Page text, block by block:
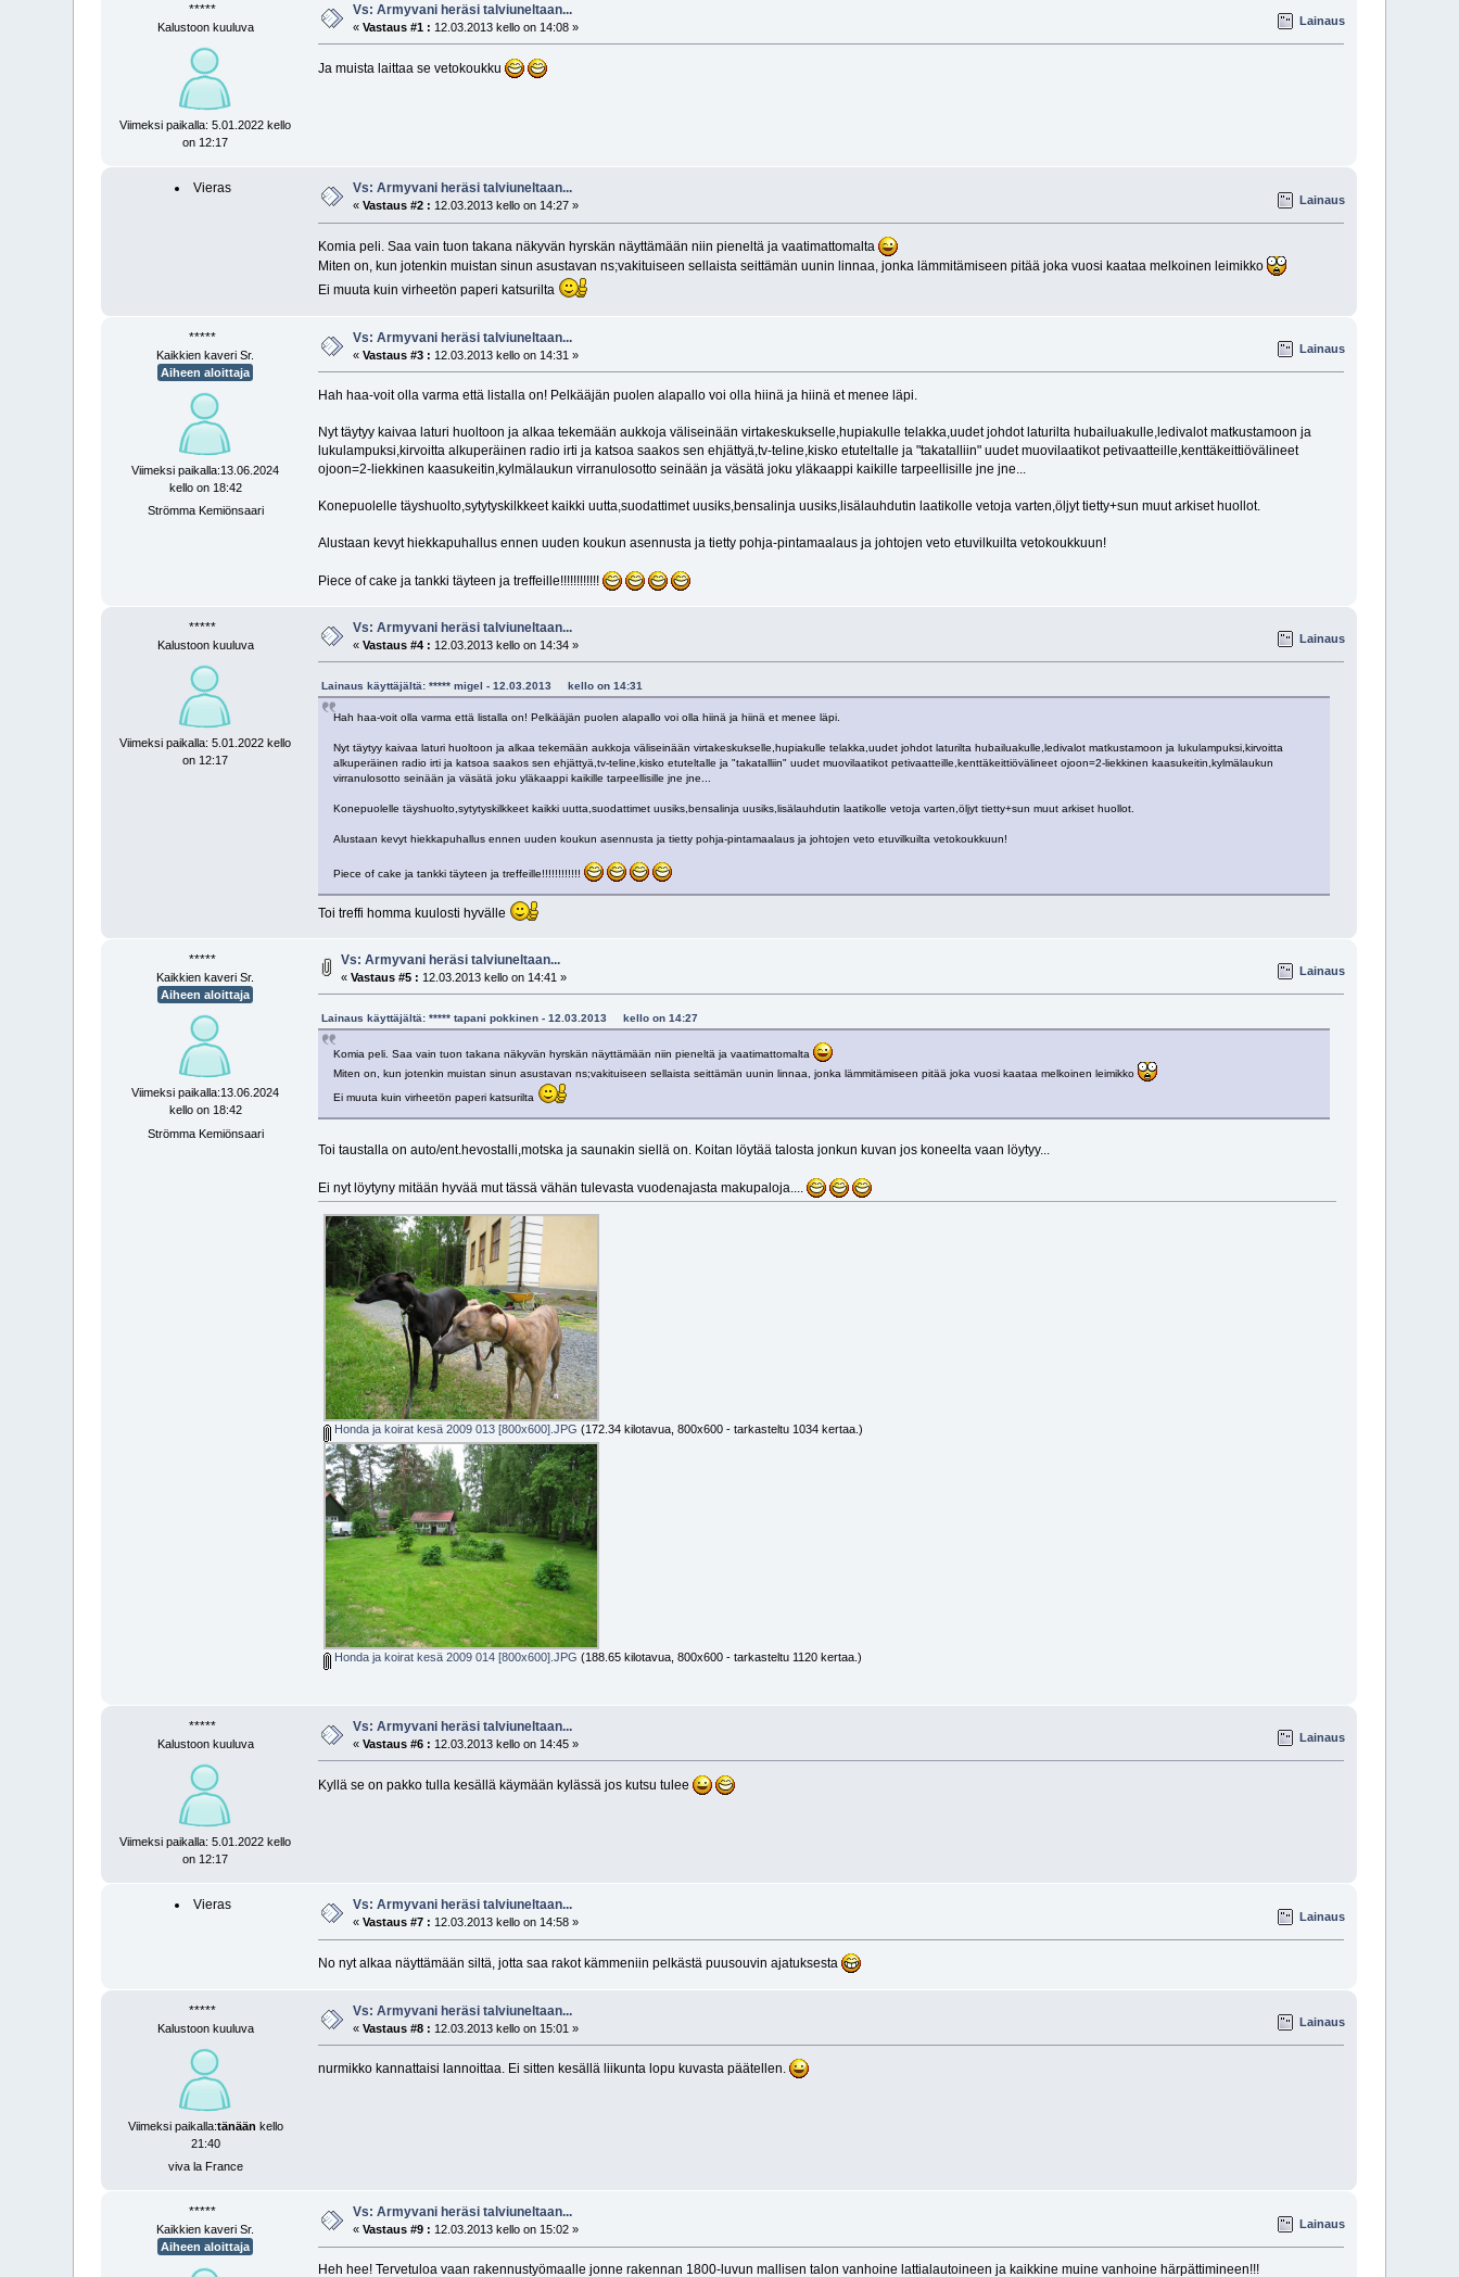
*****
Kalustoon kuuluva
Viimeksi paikalla: 5.01.2022 kello
on 12:17
Vs: Armyvani heräsi talviuneltaan...
«Vastaus #1 : 12.03.2013 kello on 14:08 » Lainaus
Ja muista laittaa se vetokoukku
Vieras Vs: Armyvani heräsi talviuneltaan...
«Vastaus #2 : 12.03.2013 kello on 14:27 » Lainaus
Komia peli. Saa vain tuon takana näkyvän hyrskän näyttämään niin pieneltä ja vaatimattomalta
Miten on, kun jotenkin muistan sinun asustavan ns;vakituiseen sellaista seittämän uunin linnaa, jonka lämmitämiseen pitää joka vuosi kaataa melkoinen leimikko
Ei muuta kuin virheetön paperi katsurilta
*****
Kaikkien kaveri Sr.
Aiheen aloittaja
Viimeksi paikalla:13.06.2024
kello on 18:42
Strömma Kemiönsaari
Vs: Armyvani heräsi talviuneltaan...
«Vastaus #3 : 12.03.2013 kello on 14:31 » Lainaus
Hah haa-voit olla varma että listalla on! Pelkääjän puolen alapallo voi olla hiinä ja hiinä et menee läpi.
Nyt täytyy kaivaa laturi huoltoon ja alkaa tekemään aukkoja väliseinään virtakeskukselle,hupiakulle telakka,uudet johdot laturilta hubailuakulle,ledivalot matkustamoon ja
lukulampuksi,kirvoitta alkuperäinen radio irti ja katsoa saakos sen ehjättyä,tv-teline,kisko etuteltalle ja "takatalliin" uudet muovilaatikot petivaatteille,kenttäkeittiövälineet
ojoon=2-liekkinen kaasukeitin,kylmälaukun virranulosotto seinään ja väsätä joku yläkaappi kaikille tarpeellisille jne jne...
Konepuolelle täyshuolto,sytytyskilkkeet kaikki uutta,suodattimet uusiks,bensalinja uusiks,lisälauhdutin laatikolle vetoja varten,öljyt tietty+sun muut arkiset huollot.
Alustaan kevyt hiekkapuhallus ennen uuden koukun asennusta ja tietty pohja-pintamaalaus ja johtojen veto etuvilkuilta vetokoukkuun!
Piece of cake ja tankki täyteen ja treffeille!!!!!!!!!!!!
*****
Kalustoon kuuluva
Viimeksi paikalla: 5.01.2022 kello
on 12:17
Vs: Armyvani heräsi talviuneltaan...
«Vastaus #4 : 12.03.2013 kello on 14:34 » Lainaus
Lainaus käyttäjältä: ***** migel - 12.03.2013 kello on 14:31
Hah haa-voit olla varma että listalla on! Pelkääjän puolen alapallo voi olla hiinä ja hiinä et menee läpi.
Nyt täytyy kaivaa laturi huoltoon ja alkaa tekemään aukkoja väliseinään virtakeskukselle,hupiakulle telakka,uudet johdot laturilta hubailuakulle,ledivalot matkustamoon ja lukulampuksi,kirvoitta
alkuperäinen radio irti ja katsoa saakos sen ehjättyä,tv-teline,kisko etuteltalle ja "takatalliin" uudet muovilaatikot petivaatteille,kenttäkeittiövälineet ojoon=2-liekkinen kaasukeitin,kylmälaukun
virranulosotto seinään ja väsätä joku yläkaappi kaikille tarpeellisille jne jne...
Konepuolelle täyshuolto,sytytyskilkkeet kaikki uutta,suodattimet uusiks,bensalinja uusiks,lisälauhdutin laatikolle vetoja varten,öljyt tietty+sun muut arkiset huollot.
Alustaan kevyt hiekkapuhallus ennen uuden koukun asennusta ja tietty pohja-pintamaalaus ja johtojen veto etuvilkuilta vetokoukkuun!
Piece of cake ja tankki täyteen ja treffeille!!!!!!!!!!!!
Toi treffi homma kuulosti hyvälle
*****
Kaikkien kaveri Sr.
Aiheen aloittaja
Viimeksi paikalla:13.06.2024
kello on 18:42
Strömma Kemiönsaari
Vs: Armyvani heräsi talviuneltaan...
«Vastaus #5 : 12.03.2013 kello on 14:41 » Lainaus
Lainaus käyttäjältä: ***** tapani pokkinen - 12.03.2013 kello on 14:27
Komia peli. Saa vain tuon takana näkyvän hyrskän näyttämään niin pieneltä ja vaatimattomalta
Miten on, kun jotenkin muistan sinun asustavan ns;vakituiseen sellaista seittämän uunin linnaa, jonka lämmitämiseen pitää joka vuosi kaataa melkoinen leimikko
Ei muuta kuin virheetön paperi katsurilta
Toi taustalla on auto/ent.hevostalli,motska ja saunakin siellä on. Koitan löytää talosta jonkun kuvan jos koneelta vaan löytyy...
Ei nyt löytyny mitään hyvää mut tässä vähän tulevasta vuodenajasta makupaloja....
Honda ja koirat kesä 2009 013 [800x600].JPG (172.34 kilotavua, 800x600 - tarkasteltu 1034 kertaa.)
Honda ja koirat kesä 2009 014 [800x600].JPG (188.65 kilotavua, 800x600 - tarkasteltu 1120 kertaa.)
*****
Kalustoon kuuluva
Viimeksi paikalla: 5.01.2022 kello
on 12:17
Vs: Armyvani heräsi talviuneltaan...
«Vastaus #6 : 12.03.2013 kello on 14:45 » Lainaus
Kyllä se on pakko tulla kesällä käymään kylässä jos kutsu tulee
Vieras Vs: Armyvani heräsi talviuneltaan...
«Vastaus #7 : 12.03.2013 kello on 14:58 » Lainaus
No nyt alkaa näyttämään siltä, jotta saa rakot kämmeniin pelkästä puusouvin ajatuksesta
*****
Kalustoon kuuluva
Viimeksi paikalla:tänään kello
21:40
viva la France
Vs: Armyvani heräsi talviuneltaan...
«Vastaus #8 : 12.03.2013 kello on 15:01 » Lainaus
nurmikko kannattaisi lannoittaa. Ei sitten kesällä liikunta lopu kuvasta päätellen.
*****
Kaikkien kaveri Sr.
Aiheen aloittaja
Vs: Armyvani heräsi talviuneltaan...
«Vastaus #9 : 12.03.2013 kello on 15:02 » Lainaus
Heh hee! Tervetuloa vaan rakennustyömaalle jonne rakennan 1800-luvun mallisen talon vanhoine lattialautoineen ja kaikkine muine vanhoine härpättimineen!!!